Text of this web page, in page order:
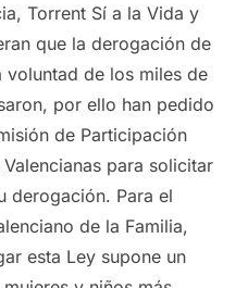
Torrent Sí a la Vida y
que la derogación de
voluntad de los miles de
por ello han pedido
de Participación
para solicitar
derogación. Para el
de la Familia,
esta Ley supone un